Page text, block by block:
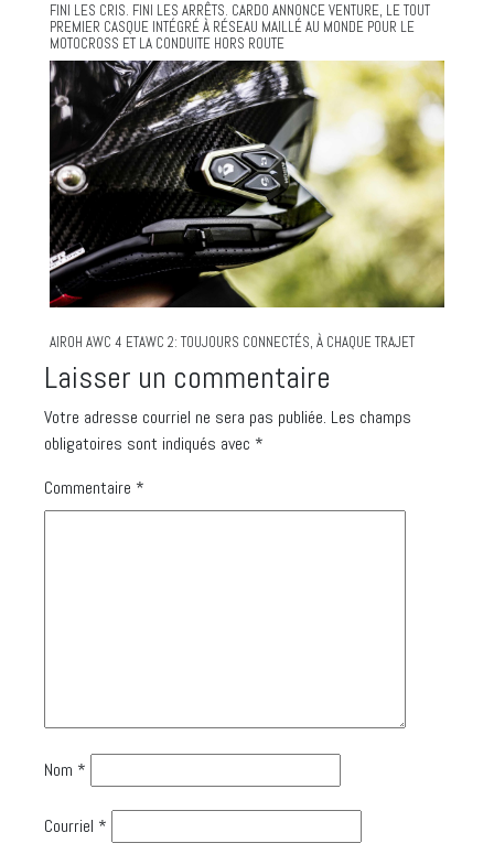
FINI LES CRIS. FINI LES ARRÊTS. CARDO ANNONCE VENTURE, LE TOUT
PREMIER CASQUE INTÉGRÉ À RÉSEAU MAILLÉ AU MONDE POUR LE
MOTOCROSS ET LA CONDUITE HORS ROUTE
AIROH AWC 4 ETAWC 2: TOUJOURS CONNECTÉS, À CHAQUE TRAJET
Laisser un commentaire
Votre adresse courriel ne sera pas publiée. Les champs
obligatoires sont indiqués avec *
Commentaire *
Nom *
Courriel *